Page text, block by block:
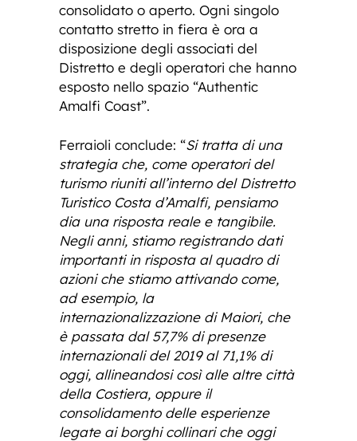
consolidato o aperto. Ogni singolo
contatto stretto in fiera è ora a
disposizione degli associati del
Distretto e degli operatori che hanno
esposto nello spazio “Authentic
Amalfi Coast”.
Ferraioli conclude: “Si tratta di una
strategia che, come operatori del
turismo riuniti all’interno del Distretto
Turistico Costa d’Amalfi, pensiamo
dia una risposta reale e tangibile.
Negli anni, stiamo registrando dati
importanti in risposta al quadro di
azioni che stiamo attivando come,
ad esempio, la
internazionalizzazione di Maiori, che
è passata dal 57,7% di presenze
internazionali del 2019 al 71,1% di
oggi, allineandosi così alle altre città
della Costiera, oppure il
consolidamento delle esperienze
legate ai borghi collinari che oggi